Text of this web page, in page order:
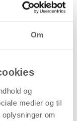
Om
og
medier og til
om
47,94 kr.
kr.ekskl. moms)